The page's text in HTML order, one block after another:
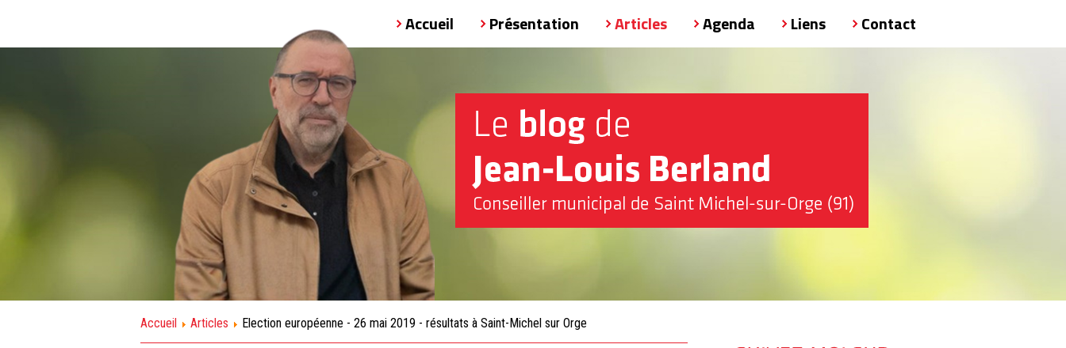
Accueil Présentation Articles Agenda Liens Contact
Accueil Articles Election européenne - 26 mai 2019 - résultats à Saint-Michel sur Orge